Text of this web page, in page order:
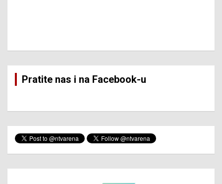
Pratite nas i na Facebook-u